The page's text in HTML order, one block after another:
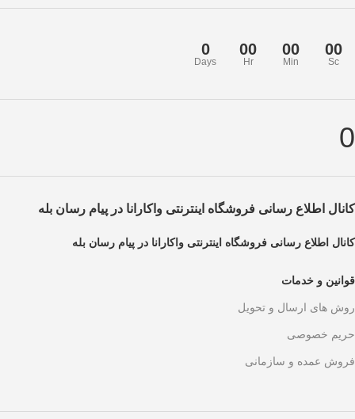
0
Days
00
Hr
00
Min
00
Sc
0
کانال اطلاع رسانی فروشگاه اینترنتی واکارانا در پیام رسان بله
کانال اطلاع رسانی فروشگاه اینترنتی واکارانا در پیام رسان بله
قوانین و خدمات
روش های ارسال و تحویل
حریم خصوصی
فروش عمده و سازمانی